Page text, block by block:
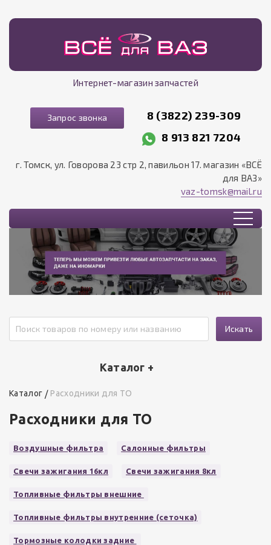
Интернет-магазин запчастей
Запрос звонка
8 (3822) 239-309
8 913 821 7204
г. Томск, ул. Говорова 23 стр 2, павильон 17. магазин «ВСЁ
для ВАЗ»
vaz-tomsk@mail.ru
Искать
Каталог +
Каталог Расходники для ТО
Расходники для ТО
Воздушные фильтра Салонные фильтры
Свечи зажигания 16кл Свечи зажигания 8кл
Топливные фильтры внешние
Топливные фильтры внутренние (сеточка)
Тормозные колодки задние